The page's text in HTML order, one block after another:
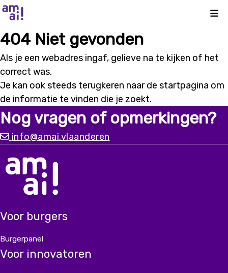
404 Niet gevonden
Als je een webadres ingaf, gelieve na te kijken of het
correct was.
Je kan ook steeds terugkeren naar de startpagina om
de informatie te vinden die je zoekt.
Nog vragen of opmerkingen?
info@amai.vlaanderen
Voor burgers
Burgerpanel
Voor innovatoren